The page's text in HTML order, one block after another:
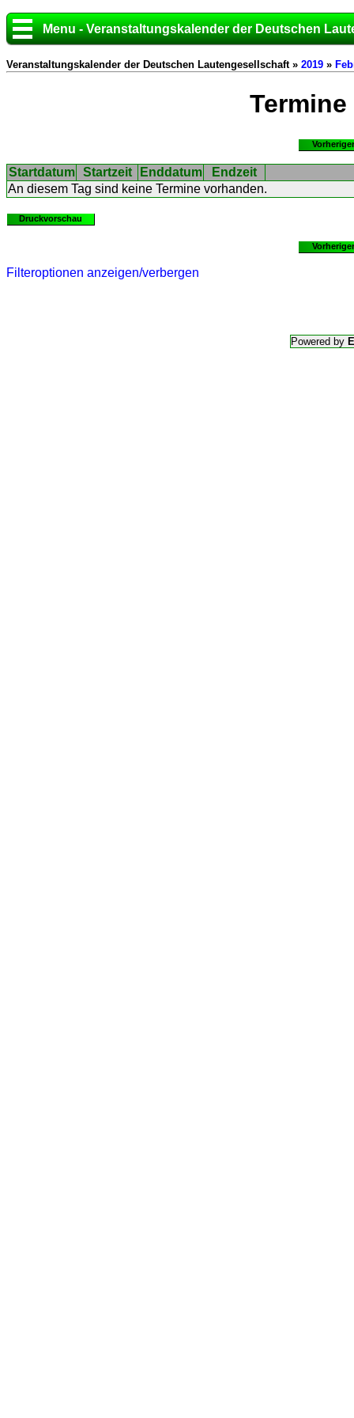
Menu - Veranstaltungskalender der Deutschen
Veranstaltungskalender der Deutschen Lautengesellschaft » 2019 »
Termine
Startdatum Startzeit Enddatum
Endzeit
An diesem Tag sind keine Termine vorhanden.
Druckvorschau
Filteroptionen anzeigen/verbergen
Powered by